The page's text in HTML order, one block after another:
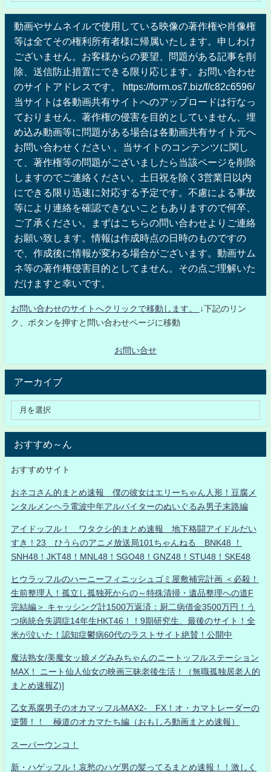
動画やサムネイルで使用している映像の著作権や肖像権
等は全てその権利所有者様に帰属いたします。申しわけ
ございません。お客様からの要望、問題がある記事を削
除、送信防止措置にできる限り応じます。お問い合わせ
のサイトアドレスです。 https://form.os7.biz/f/c82c6596/
当サイトは各動画共有サイトへのアップロードは行なっ
ておりません、著作権の侵害を目的としていません、埋
め込み動画等に問題がある場合は各動画共有サイト元へ
お問い合わせください 。当サイトのコンテンツに関し
て、著作権等の問題がございましたら当該ページを削除
しますのでご連絡ください。土日祝を除く3営業日以内
にできる限り迅速に対応する予定です。不慮による事故
等により連絡を確認できないこともありますので何卒、
ご了承ください。まずはこちらの問い合わせよりご連絡
お願い致します。情報は作成時点の日時のものですの
で、作成後に情報が変わる場合がございます。動画サム
ネ等の著作権侵害目的としてません。その点ご理解いた
だけますと幸いです。
お問い合わせのサイトへクリックで移動します。
↓下記のリン
ク、ボタンを押すと問い合わせページに移動
お問い合せ
アーカイブ
おすすめ～ん
おすすめサイト
おネコさん的まとめ速報 僕の彼女はエリーちゃん人形！豆腐メ
ンタルメンヘラ電波中年アルバイターのぬいぐるみ男子末路編
アイドッフル！ ワタクシ的まとめ速報 地下格闘アイドルだい
すき！23 ひうらのアニメ放送局101ちゃんねる BNK48 ！
SNH48！JKT48！MNL48！SGO48！GNZ48！STU48！SKE48
ヒウラッフルのハーニーフィニッシュゴミ屋敷補完計画 ＜必殺！
生前整理人！孤立し孤独死からの～特殊清掃・遺品整理への道F
完結編＞ キャッシング計1500万返済：厨二病借金3500万円！う
つ病統合失調症14年生HKT46！！9期研究生、最後のサイト！全
米が泣いた！認知症鬱病60代のラストサイト絶賛！公開中
魔法熟女/美魔女ッ娘メグみみちゃんのニートッフルステーション
MAX！ ニート仙人仙女の映画三昧老後生活！（無職孤独居老人的
まとめ速報Z)]
乙女系腐男子のオカマッフルMAX2- FX！オ・カマトレーダーの
逆襲！！ 極道のオカマたち編（おもしろ動画まとめ速報）
スーパーウンコ！
新・ハゲッフル！哀愁のハゲ男の髪ってるまとめ速報！！激しく